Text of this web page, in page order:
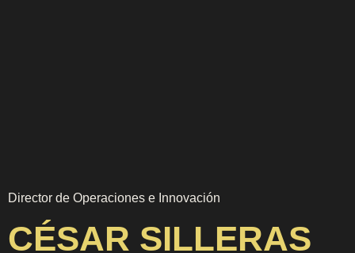
Director de Operaciones e Innovación
CÉSAR SILLERAS